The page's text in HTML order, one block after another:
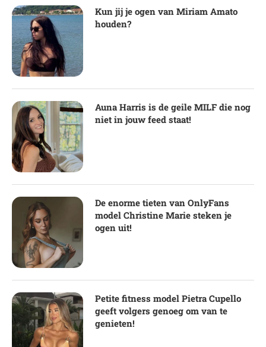
Kun jij je ogen van Miriam Amato
houden?
Auna Harris is de geile MILF die nog
niet in jouw feed staat!
De enorme tieten van OnlyFans
model Christine Marie steken je
ogen uit!
Petite fitness model Pietra Cupello
geeft volgers genoeg om van te
genieten!